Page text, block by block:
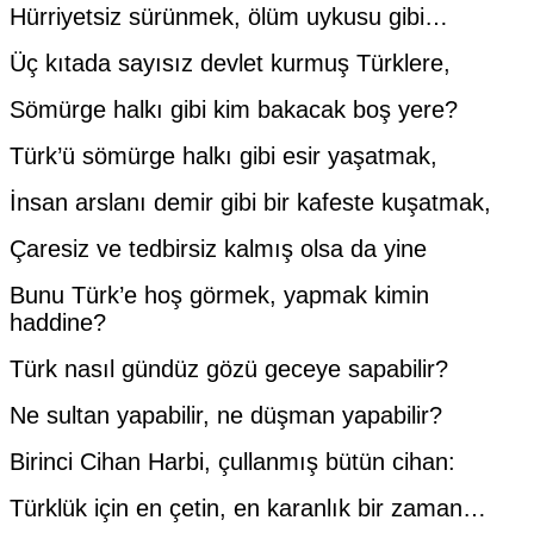
Hürriyetsiz sürünmek, ölüm uykusu gibi…
Üç kıtada sayısız devlet kurmuş Türklere,
Sömürge halkı gibi kim bakacak boş yere?
Türk’ü sömürge halkı gibi esir yaşatmak,
İnsan arslanı demir gibi bir kafeste kuşatmak,
Çaresiz ve tedbirsiz kalmış olsa da yine
Bunu Türk’e hoş görmek, yapmak kimin
haddine?
Türk nasıl gündüz gözü geceye sapabilir?
Ne sultan yapabilir, ne düşman yapabilir?
Birinci Cihan Harbi, çullanmış bütün cihan:
Türklük için en çetin, en karanlık bir zaman…